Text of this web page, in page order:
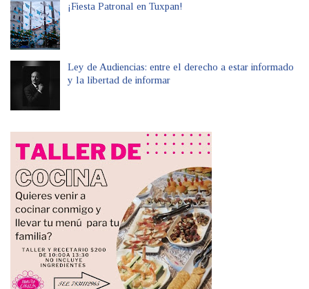
¡Fiesta Patronal en Tuxpan!
Ley de Audiencias: entre el derecho a estar informado
y la libertad de informar